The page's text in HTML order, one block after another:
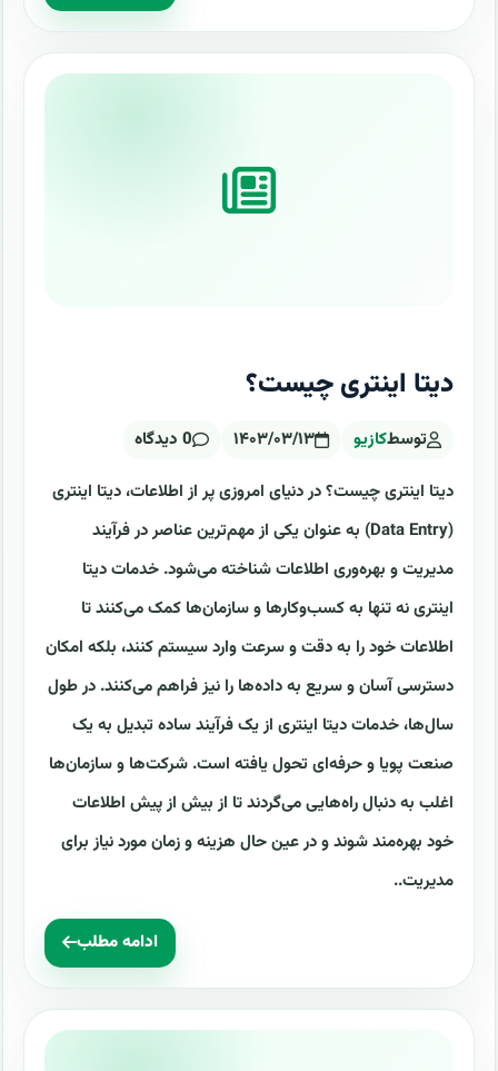
دیتا اینتری چیست؟
توسطکازیو ۱۴۰۳/۰۳/۱۳ 0 دیدگاه
دیتا اینتری چیست؟ در دنیای امروزی پر از اطلاعات، دیتا اینتری
(Data Entry) به عنوان یکی از مهم‌ترین عناصر در فرآیند
مدیریت و بهره‌وری اطلاعات شناخته می‌شود. خدمات دیتا
اینتری نه تنها به کسب‌وکارها و سازمان‌ها کمک می‌کنند تا
اطلاعات خود را به دقت و سرعت وارد سیستم کنند، بلکه امکان
دسترسی آسان و سریع به داده‌ها را نیز فراهم می‌کنند. در طول
سال‌ها، خدمات دیتا اینتری از یک فرآیند ساده تبدیل به یک
صنعت پویا و حرفه‌ای تحول یافته است. شرکت‌ها و سازمان‌ها
اغلب به دنبال راه‌هایی می‌گردند تا از بیش از پیش اطلاعات
خود بهره‌مند شوند و در عین حال هزینه و زمان مورد نیاز برای
مدیریت..
ادامه مطلب